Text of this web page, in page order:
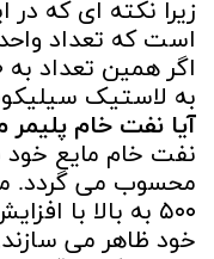
زیرا نکته ای که در
است که تعداد واحد آن
به لاستیک
آیا نفت خام
نفت خام مایع خود
محسوب می گردد.
۵۰۰ به بالا با
خود ظاهر می